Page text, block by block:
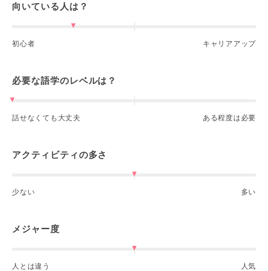
向いている人は？
初心者 キャリアアップ
必要な語学のレベルは？
話せなくても大丈夫 ある程度は必要
アクティビティの多さ
少ない 多い
メジャー度
人とは違う 人気